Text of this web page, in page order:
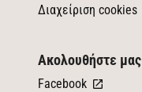
Διαχείριση cookies
Ακολουθήστε μας
Facebook